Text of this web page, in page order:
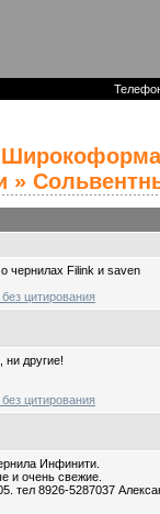
»
чернилах Filink и saven
без цитирования
ни другие!
без цитирования
Инфинити.
и очень свежие.
тел 8926-5287037